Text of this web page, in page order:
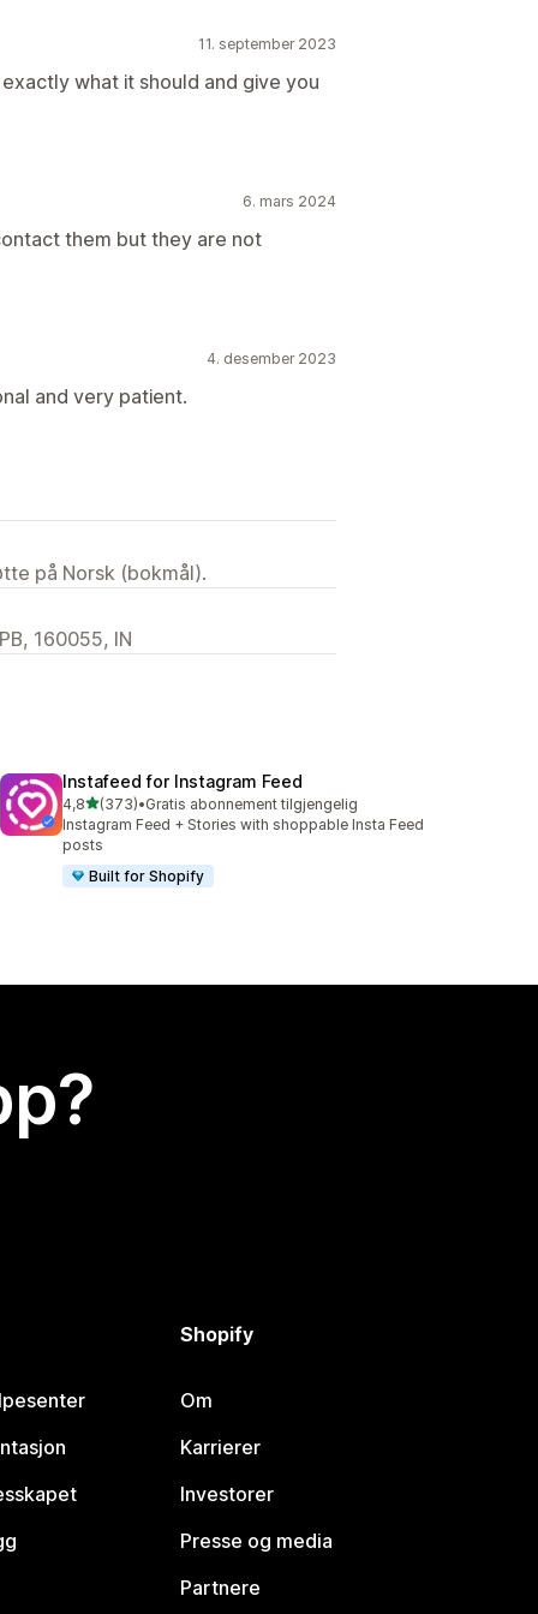
11. september 2023
what it should and give you
6. mars 2024
them but they are not
4. desember 2023
and very patient.
på Norsk (bokmål).
160055, IN
Instafeed for Instagram Feed
4,8av 5 stjerner
(373)
Totalt 373 omtaler
•Gratis abonnement tilgjengelig
Instagram Feed + Stories with shoppable Insta Feed
posts
Built for Shopify
Shopify
Om
Karrierer
Investorer
Presse og media
Partnere